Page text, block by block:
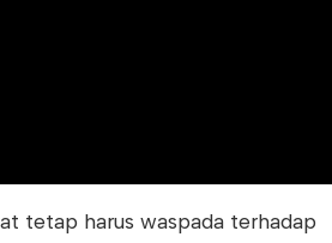
tetap harus waspada terhadap